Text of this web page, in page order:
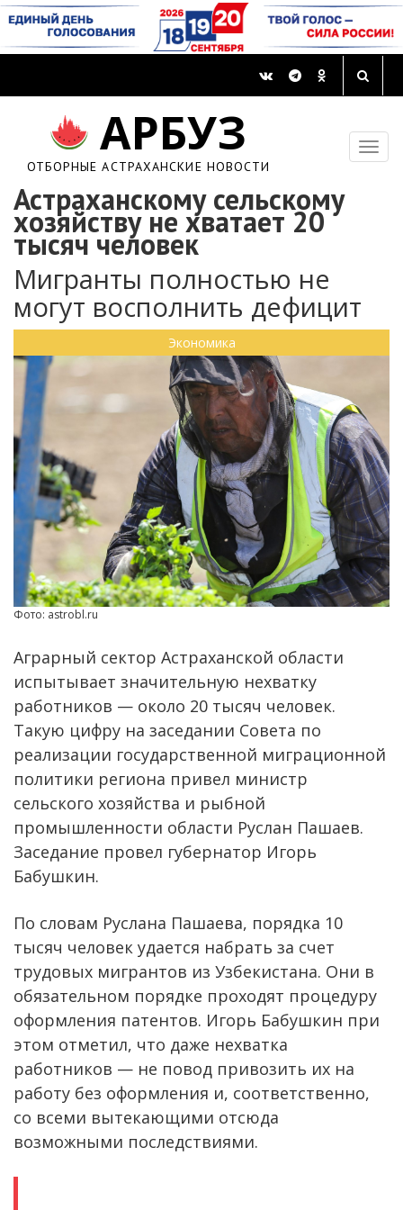
АРБУЗ
ОТБОРНЫЕ АСТРАХАНСКИЕ НОВОСТИ
Астраханскому сельскому
хозяйству не хватает 20
тысяч человек
Мигранты полностью не
могут восполнить дефицит
Экономика
Фото: astrobl.ru
Аграрный сектор Астраханской области
испытывает значительную нехватку
работников — около 20 тысяч человек.
Такую цифру на заседании Совета по
реализации государственной миграционной
политики региона привел министр
сельского хозяйства и рыбной
промышленности области Руслан Пашаев.
Заседание провел губернатор Игорь
Бабушкин.
По словам Руслана Пашаева, порядка 10
тысяч человек удается набрать за счет
трудовых мигрантов из Узбекистана. Они в
обязательном порядке проходят процедуру
оформления патентов. Игорь Бабушкин при
этом отметил, что даже нехватка
работников — не повод привозить их на
работу без оформления и, соответственно,
со всеми вытекающими отсюда
возможными последствиями.